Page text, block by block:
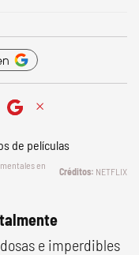
en
NETFLIX
e imperdibles